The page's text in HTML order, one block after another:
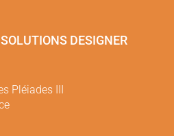
DESIGNER
Pléiades III